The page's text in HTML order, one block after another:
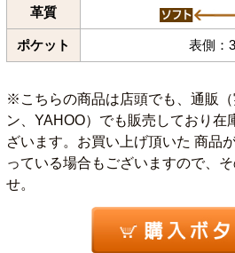
革質
ポケット 表側：
※こちらの商品は店頭でも、通販
ン、YAHOO）でも販売しており在
ざいます。お買い上げ頂いた 商品
っている場合もございますので、
せ。